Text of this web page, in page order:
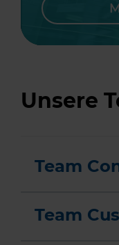
Unsere
Team
Team